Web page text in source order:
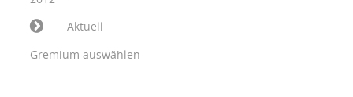
Aktuell
Gremium auswählen